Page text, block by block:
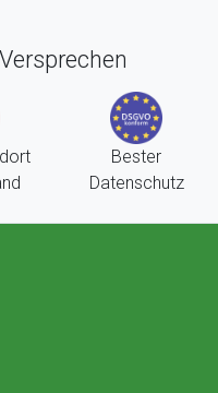
Bester
Datenschutz